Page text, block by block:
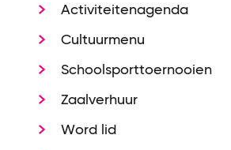
Activiteitenagenda
Cultuurmenu
Schoolsporttoernooien
Zaalverhuur
Word lid